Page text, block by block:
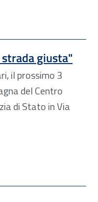
giusta"
il prossimo 3
del Centro
di Stato in Via